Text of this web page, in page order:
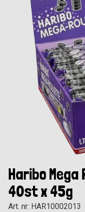
Haribo
40st x 45g
Art. nr: HAR10002013